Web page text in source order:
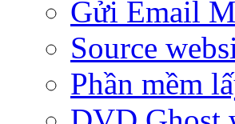
Gửi Email
Source
Phần mềm